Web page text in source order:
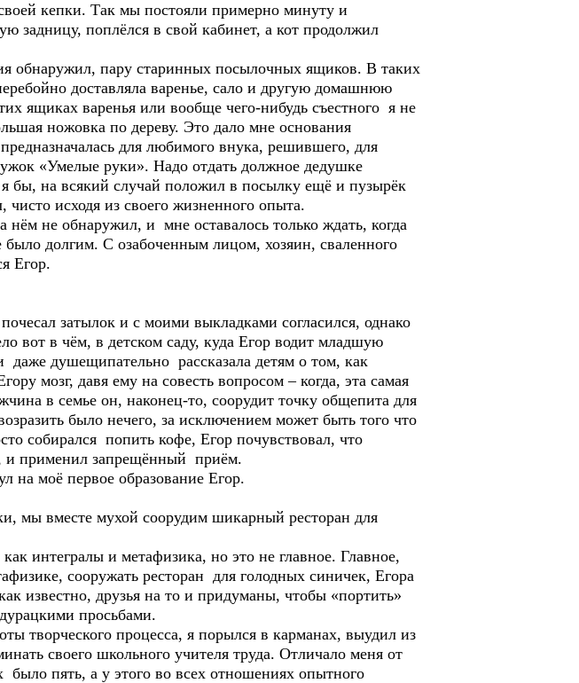
кепки. Так мы постояли примерно минуту и
задницу, поплёлся в свой кабинет, а кот продолжил
обнаружил, пару старинных посылочных ящиков. В таких
доставляла варенье, сало и другую домашнюю
ящиках варенья или вообще чего-нибудь съестного я не
ножовка по дереву. Это дало мне основания
для любимого внука, решившего, для
«Умелые руки». Надо отдать должное дедушке
бы, на всякий случай положил в посылку ещё и пузырёк
исходя из своего жизненного опыта.
не обнаружил, и мне оставалось только ждать, когда
было долгим. С озабоченным лицом, хозяин, сваленного
Егор.
затылок и с моими выкладками согласился, однако
вот в чём, в детском саду, куда Егор водит младшую
даже душещипательно рассказала детям о том, как
мозг, давя ему на совесть вопросом – когда, эта самая
в семье он, наконец-то, соорудит точку общепита для
было нечего, за исключением может быть того что
собирался попить кофе, Егор почувствовал, что
и применил запрещённый приём.
моё первое образование Егор.
мы вместе мухой соорудим шикарный ресторан для
интегралы и метафизика, но это не главное. Главное,
сооружать ресторан для голодных синичек, Егора
известно, друзья на то и придуманы, чтобы «портить»
просьбами.
творческого процесса, я порылся в карманах, выудил из
своего школьного учителя труда. Отличало меня от
было пять, а у этого во всех отношениях опытного